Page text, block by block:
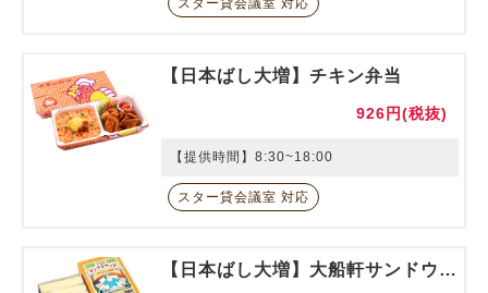
【日本ばし大増】チキン弁当
926円(税抜)
【提供時間】8:30~18:00
スター貸会議室 対応
【日本ばし大増】大船軒サンドウィッチ